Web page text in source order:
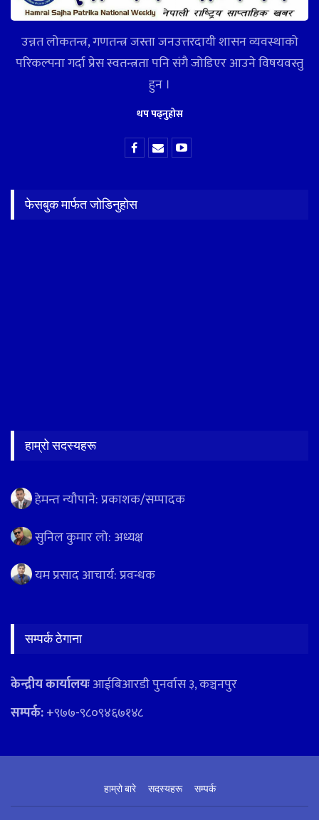
उन्नत लोकतन्त्र, गणतन्त्र जस्ता जनउत्तरदायी शासन व्यवस्थाको
परिकल्पना गर्दा प्रेस स्वतन्त्रता पनि संगै जोडिएर आउने विषयवस्तु
हुन ।
थप पढ्नुहोस
फेसबुक मार्फत जोडिनुहोस
हाम्रो सदस्यहरू
हेमन्त न्यौपाने: प्रकाशक/सम्पादक
सुनिल कुमार लो: अध्यक्ष
यम प्रसाद आचार्य: प्रवन्धक
सम्पर्क ठेगाना
केन्द्रीय कार्यालयःआईबिआरडी पुनर्वास ३, कञ्चनपुर
सम्पर्क:+९७७-९८०९४६७१४८
हाम्रो बारे सदस्यहरू सम्पर्क